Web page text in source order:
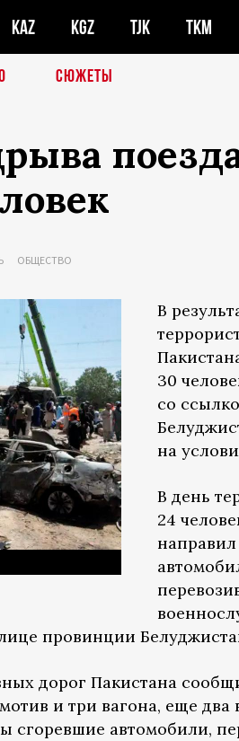
KAZ KGZ TJK TKM
СЮЖЕТЫ
ОБЩЕСТВО
В
30
со
на
В день
24
провинции
дорог Пакистана
и три вагона, еще два
сгоревшие автомобили,